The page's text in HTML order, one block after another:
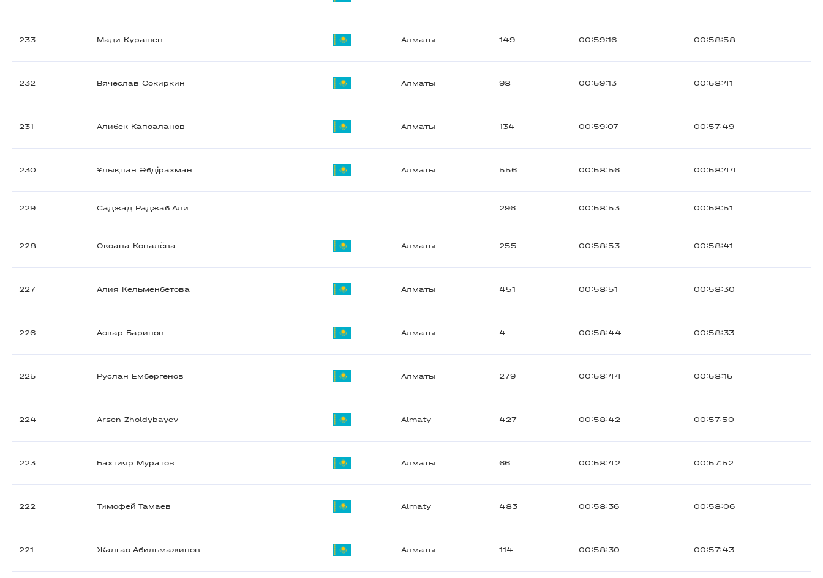
233 Мади Курашев Алматы 149 00:59:16 00:58:58
232 Вячеслав Сокиркин Алматы 98 00:59:13 00:58:41
231 Алибек Капсаланов Алматы 134 00:59:07 00:57:49
230 Ұлықпан Әбдірахман Алматы 556 00:58:56 00:58:44
229 Саджад Раджаб Али 296 00:58:53 00:58:51
228 Оксана Ковалёва Алматы 255 00:58:53 00:58:41
227 Алия Кельменбетова Алматы 451 00:58:51 00:58:30
226 Аскар Баринов Алматы 4 00:58:44 00:58:33
225 Руслан Ембергенов Алматы 279 00:58:44 00:58:15
224 Arsen Zholdybayev Almaty 427 00:58:42 00:57:50
223 Бахтияр Муратов Алматы 66 00:58:42 00:57:52
222 Тимофей Тамаев Almaty 483 00:58:36 00:58:06
221 Жалгас Абильмажинов Алматы 114 00:58:30 00:57:43